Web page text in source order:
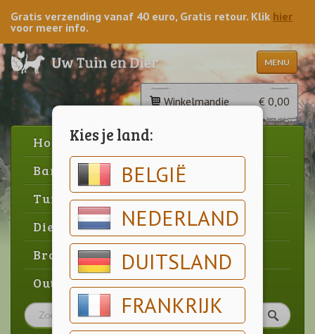
Kies je land:
BELGIË
NEDERLAND
DUITSLAND
FRANKRIJK
Gratis verzending vanaf 40 euro, Gratis retour. Klik hier
voor meer info.
MENU
Winkelmandje € 0,00
Home
Barbecue
Tuin
Dier
Brood & gebak
Outlet